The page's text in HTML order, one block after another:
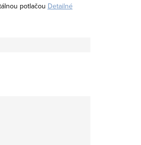
potlačou Detailné